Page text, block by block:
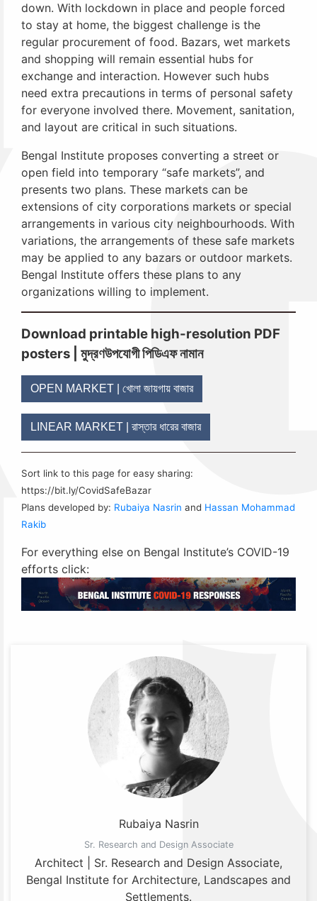
down. With lockdown in place and people forced
to stay at home, the biggest challenge is the
regular procurement of food. Bazars, wet markets
and shopping will remain essential hubs for
exchange and interaction. However such hubs
need extra precautions in terms of personal safety
for everyone involved there. Movement, sanitation,
and layout are critical in such situations.
Bengal Institute proposes converting a street or
open field into temporary “safe markets”, and
presents two plans. These markets can be
extensions of city corporations markets or special
arrangements in various city neighbourhoods. With
variations, the arrangements of these safe markets
may be applied to any bazars or outdoor markets.
Bengal Institute offers these plans to any
organizations willing to implement.
Download printable high-resolution PDF
posters | মুদ্রণউপযোগী পিডিএফ নামান
OPEN MARKET | খোলা জায়গায় বাজার
LINEAR MARKET | রাস্তার ধারের বাজার
Sort link to this page for easy sharing:
https://bit.ly/CovidSafeBazar
Plans developed by: Rubaiya Nasrin and Hassan Mohammad
Rakib
For everything else on Bengal Institute’s COVID-19
efforts click:
Rubaiya Nasrin
Sr. Research and Design Associate
Architect | Sr. Research and Design Associate,
Bengal Institute for Architecture, Landscapes and
Settlements.